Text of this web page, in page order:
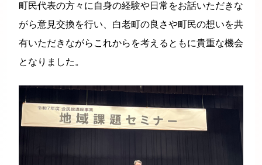
町民代表の方々に自身の経験や日常をお話いただきな
がら意見交換を行い、白老町の良さや町民の想いを共
有いただきながらこれからを考えるともに貴重な機会
となりました。